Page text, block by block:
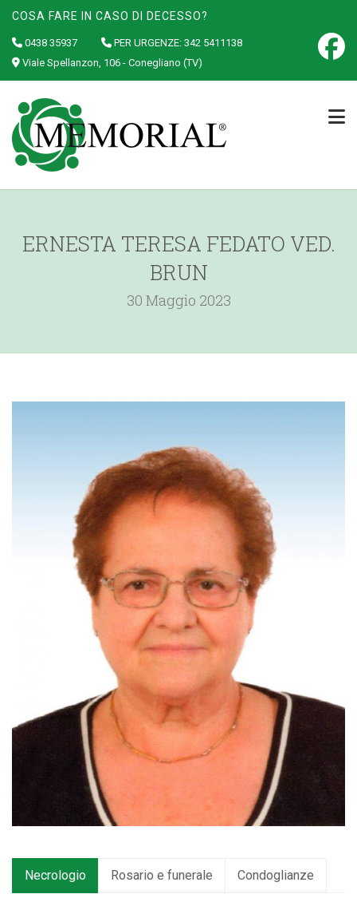
COSA FARE IN CASO DI DECESSO?
0438 35937 PER URGENZE: 342 5411138
Viale Spellanzon, 106 - Conegliano (TV)
ERNESTA TERESA FEDATO VED.
BRUN
30 Maggio 2023
Necrologio Rosario e funerale Condoglianze